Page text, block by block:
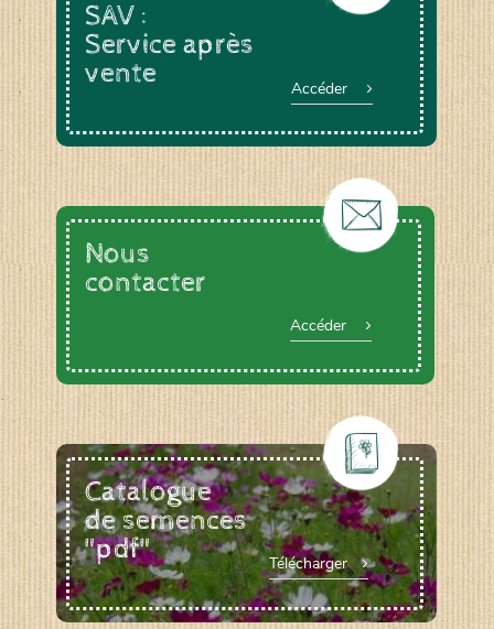
SAV :
Service après
vente
Accéder
Nous
contacter
Accéder
Catalogue
de semences
"pdf"
Télécharger